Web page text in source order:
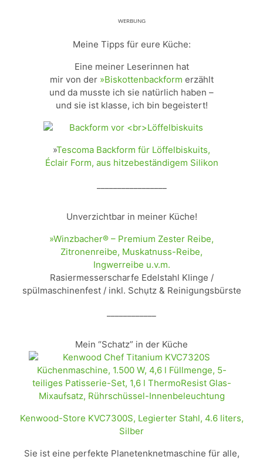
ᵂᴱᴿᴮᵁᴺᴳ
Meine Tipps für eure Küche:
Eine meiner Leserinnen hat
mir von der »Biskottenbackform erzählt
und da musste ich sie natürlich haben –
und sie ist klasse, ich bin begeistert!
»Tescoma Backform für Löffelbiskuits,
Éclair Form, aus hitzebeständigem Silikon
Unverzichtbar in meiner Küche!
»Winzbacher® – Premium Zester Reibe,
Zitronenreibe, Muskatnuss-Reibe,
Ingwerreibe u.v.m.
Rasiermesserscharfe Edelstahl Klinge /
spülmaschinenfest / inkl. Schụtz & Reinigungsbürste
Mein “Schatz” in der Küche
Kenwood-Store KVC7300S, Legierter Stahl, 4.6 liters,
Silber
Sie ist eine perfekte Planetenknetmaschine für alle,